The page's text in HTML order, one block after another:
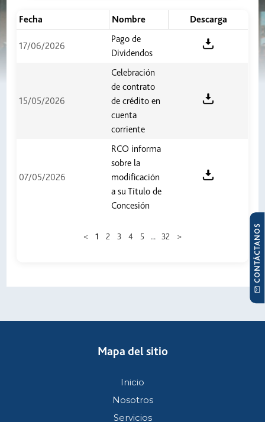
Fecha Nombre Descarga
17/06/2026
Pago de
Dividendos
15/05/2026
Celebración
de contrato
de crédito en
cuenta
corriente
07/05/2026
RCO informa
sobre la
modificación
a su Título de
Concesión
< 1 2 3 4 5 ... 32 > CONTÁCTANOS
Mapa del sitio
Inicio
Nosotros
Servicios